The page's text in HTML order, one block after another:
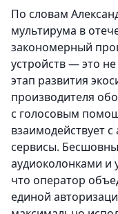
По словам
мультирума в
закономерный
устройств — это
этап развития
производителя
с голосовым
взаимодействует
сервисы.
аудиоколонками и
что оператор
единой